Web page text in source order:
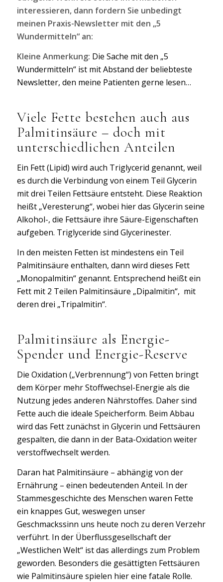
interessieren, dann fordern Sie unbedingt
meinen Praxis-Newsletter mit den „5
Wundermitteln“ an:
Kleine Anmerkung: Die Sache mit den „5
Wundermitteln“ ist mit Abstand der beliebteste
Newsletter, den meine Patienten gerne lesen…
Viele Fette bestehen auch aus
Palmitinsäure – doch mit
unterschiedlichen Anteilen
Ein Fett (Lipid) wird auch Triglycerid genannt, weil
es durch die Verbindung von einem Teil Glycerin
mit drei Teilen Fettsäure entsteht. Diese Reaktion
heißt „Veresterung“, wobei hier das Glycerin seine
Alkohol-, die Fettsäure ihre Säure-Eigenschaften
aufgeben. Triglyceride sind Glycerinester.
In den meisten Fetten ist mindestens ein Teil
Palmitinsäure enthalten, dann wird dieses Fett
„Monopalmitin“ genannt. Entsprechend heißt ein
Fett mit 2 Teilen Palmitinsäure „Dipalmitin“, mit
deren drei „Tripalmitin“.
Palmitinsäure als Energie-
Spender und Energie-Reserve
Die Oxidation („Verbrennung“) von Fetten bringt
dem Körper mehr Stoffwechsel-Energie als die
Nutzung jedes anderen Nährstoffes. Daher sind
Fette auch die ideale Speicherform. Beim Abbau
wird das Fett zunächst in Glycerin und Fettsäuren
gespalten, die dann in der Bata-Oxidation weiter
verstoffwechselt werden.
Daran hat Palmitinsäure – abhängig von der
Ernährung – einen bedeutenden Anteil. In der
Stammesgeschichte des Menschen waren Fette
ein knappes Gut, weswegen unser
Geschmackssinn uns heute noch zu deren Verzehr
verführt. In der Überflussgesellschaft der
„Westlichen Welt“ ist das allerdings zum Problem
geworden. Besonders die gesättigten Fettsäuren
wie Palmitinsäure spielen hier eine fatale Rolle.